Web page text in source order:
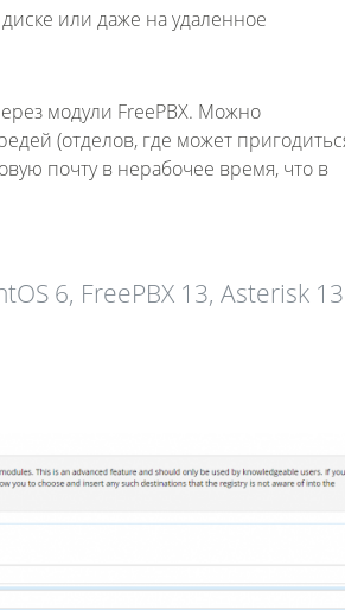
или даже на удаленное
модули FreePBX. Можно
(отделов, где может
почту в нерабочее время, что в
6, FreePBX 13, Asterisk 13